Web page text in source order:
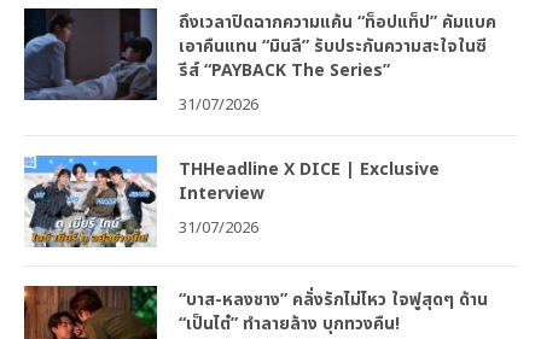
ถึงเวลาปิดฉากความแค้น “ท็อปแท็ป” คัมแบค
เอาคืนแทน “มินลี” รับประกันความสะใจในซี
รีส์ “PAYBACK The Series”
31/07/2026
THHeadline X DICE | Exclusive
Interview
31/07/2026
“บาส-หลงชาง” คลั่งรักไม่ไหว ใจฟูสุดๆ ด้าน
“เป็นไต๋” ทำลายล้าง บุกทวงคืน!